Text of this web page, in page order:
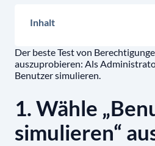
Inhalt
Der beste Test von
auszuprobieren: Als
Benutzer simulieren.
1. Wähle
simulieren“